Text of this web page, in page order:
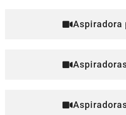
Aspiradora